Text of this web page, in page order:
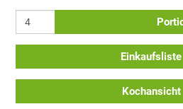
Einkaufsliste
Kochansicht